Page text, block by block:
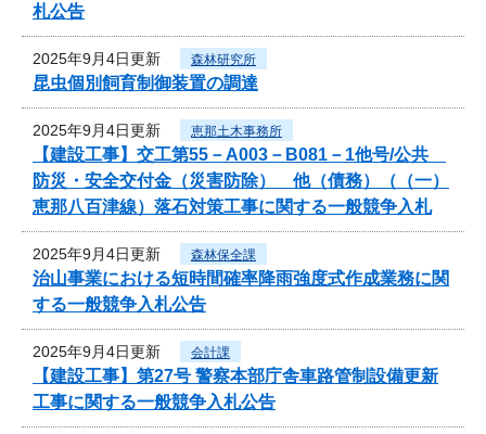
札公告
2025年9月4日更新 森林研究所
昆虫個別飼育制御装置の調達
2025年9月4日更新 恵那土木事務所
【建設工事】交工第55－A003－B081－1他号/公共
防災・安全交付金（災害防除） 他（債務）（（一）
恵那八百津線）落石対策工事に関する一般競争入札
2025年9月4日更新 森林保全課
治山事業における短時間確率降雨強度式作成業務に関
する一般競争入札公告
2025年9月4日更新 会計課
【建設工事】第27号 警察本部庁舎車路管制設備更新
工事に関する一般競争入札公告